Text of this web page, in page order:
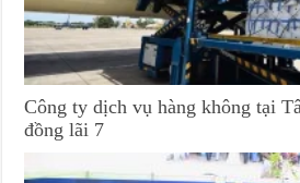
Công ty dịch vụ hàng không tại
đồng lãi 7